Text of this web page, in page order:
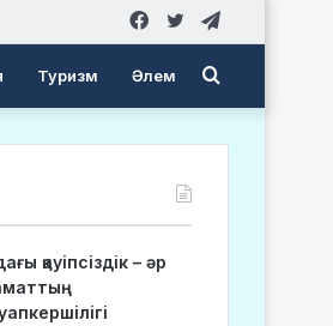
Twitter
Facebook
Туризм Әлем Search
for
қауіпсіздік – әр